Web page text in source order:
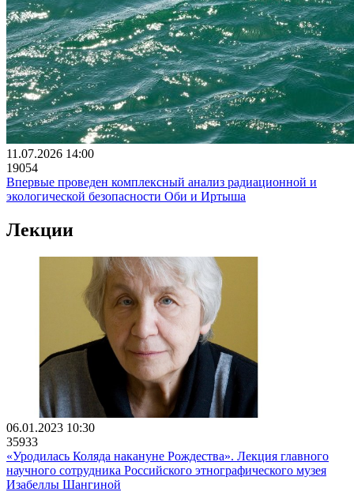
11.07.2026 14:00
19054
Впервые проведен комплексный анализ радиационной и
экологической безопасности Оби и Иртыша
Лекции
06.01.2023 10:30
35933
«Уродилась Коляда накануне Рождества». Лекция главного
научного сотрудника Российского этнографического музея
Изабеллы Шангиной